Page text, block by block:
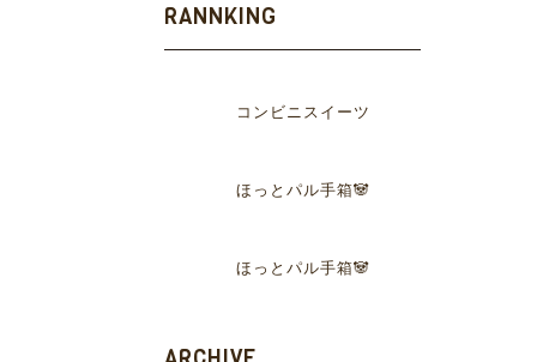
RANNKING
コンビニスイーツ
ほっとパル手箱🐼
ほっとパル手箱🐼